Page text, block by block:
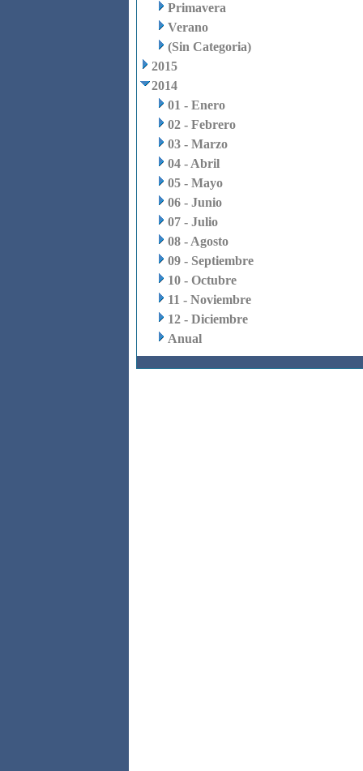
Primavera
Verano
(Sin Categoria)
2015
2014
01 - Enero
02 - Febrero
03 - Marzo
04 - Abril
05 - Mayo
06 - Junio
07 - Julio
08 - Agosto
09 - Septiembre
10 - Octubre
11 - Noviembre
12 - Diciembre
Anual